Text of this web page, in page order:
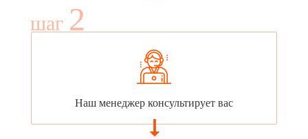
шаг 2
Наш менеджер консультирует вас